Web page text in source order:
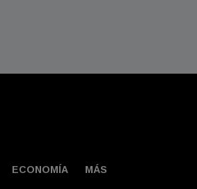
ECONOMÍA MÁS